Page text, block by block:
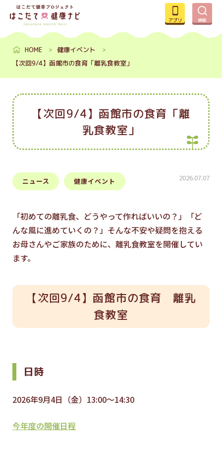
アプリ 検索
HOME
健康イベント
【次回9/4】函館市の食育「離乳食教室」
【次回9/4】函館市の食育「離
乳食教室」
ニュース 健康イベント 2026.07.07
「初めての離乳食、どうやって作ればいいの？」「ど
んな風に進めていくの？」そんな不安や疑問を抱える
お母さんやご家族のために、離乳食教室を開催してい
ます。
【次回9/4】函館市の食育 離乳
食教室
日時
2026年9月4日（金）13:00～14:30
今年度の開催日程